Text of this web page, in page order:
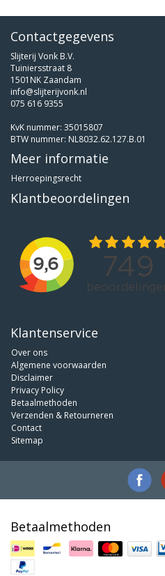
Contactgegevens
Slijterij Vonk B.V.
Tuiniersstraat 8
1501NK Zaandam
info@slijterijvonk.nl
075 616 9355
KvK nummer: 35015807
BTW nummer: NL8032.62.127.B.01
Meer informatie
Herroepingsrecht
Klantbeoordelingen
Klantenservice
Over ons
Algemene voorwaarden
Disclaimer
Privacy Policy
Betaalmethoden
Verzenden & Retourneren
Contact
Sitemap
Betaalmethoden